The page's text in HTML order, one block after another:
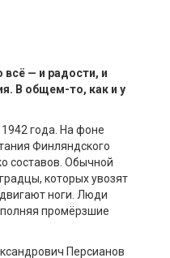
всё — и радости, и
В общем-то, как и у
года. На фоне
Финляндского
составов. Обычной
которых увозят
ноги. Люди
промёрзшие
Персианов